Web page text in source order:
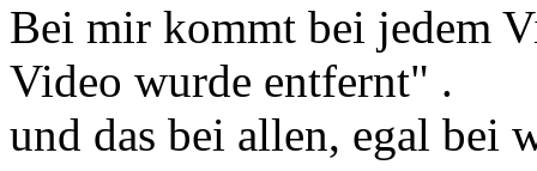
Bei mir kommt bei jedem
Video wurde entfernt" .
und das bei allen, egal bei